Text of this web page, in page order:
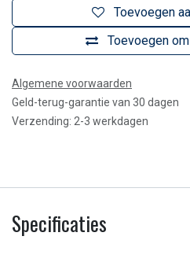
Toevoegen
Toevoegen
Algemene voorwaarden
Geld-terug-garantie van 30 dagen
Verzending: 2-3 werkdagen
Specificaties